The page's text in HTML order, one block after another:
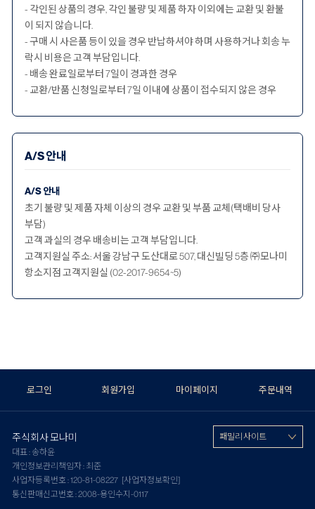
- 각인된 상품의 경우, 각인 불량 및 제품 하자 이외에는 교환 및 환불
이 되지 않습니다.
- 구매 시 사은품 등이 있을 경우 반납하셔야 하며 사용하거나 회송 누
락시 비용은 고객 부담입니다.
- 배송 완료일로부터 7일이 경과한 경우
- 교환/반품 신청일로부터 7일 이내에 상품이 접수되지 않은 경우
A/S 안내
A/S 안내
초기 불량 및 제품 자체 이상의 경우 교환 및 부품 교체(택배비 당사
부담)
고객 과실의 경우 배송비는 고객 부담입니다.
고객지원실 주소: 서울 강남구 도산대로 507, 대신빌딩 5층 ㈜모나미
항소지점 고객지원실 (02-2017-9654~5)
로그인 회원가입 마이페이지 주문내역
주식회사 모나미
대표 : 송하윤
개인정보관리책임자 : 최준
사업자등록번호 : 120-81-08227 [사업자정보확인]
통신판매신고번호 : 2008-용인수지-0117
패밀리 사이트